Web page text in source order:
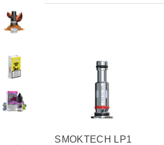
SMOKTECH LP1